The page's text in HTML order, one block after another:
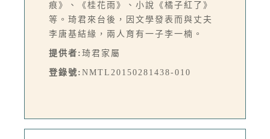
痕》、《桂花雨》、小說《橘子紅了》
等。琦君來台後，因文學發表而與丈夫
李唐基結緣，兩人育有一子李一楠。
提供者: 琦君家屬
登錄號: NMTL20150281438-010